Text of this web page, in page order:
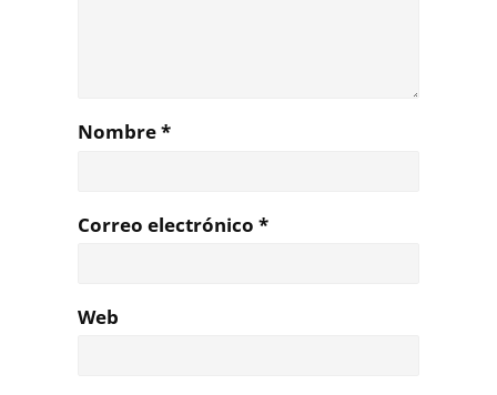
Nombre*
Correo electrónico *
Web